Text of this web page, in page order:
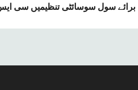
برائے سول سوسائٹی تنظیمیں سی